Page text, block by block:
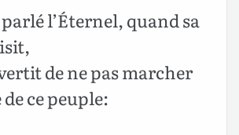
l’Éternel, quand sa
de ne pas marcher
ce peuple: